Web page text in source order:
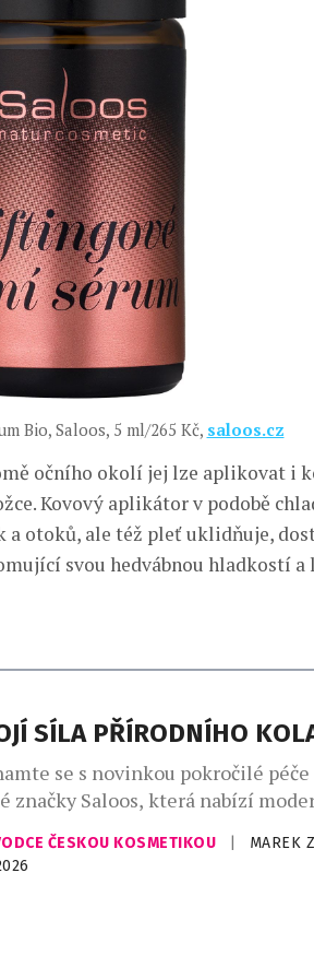
Bio, Saloos, 5 ml/265 Kč, saloos.cz
očního okolí jej lze aplikovat i
Kovový aplikátor v podobě
a otoků, ale též pleť uklidňuje,
svou hedvábnou hladkostí a
SÍLA PŘÍRODNÍHO
se s novinkou pokročilé péče
značky Saloos, která nabízí
elasticity a omlazení pleti.
podporuje přirozenou syntézu
ČESKOU KOSMETIKOU MAREK